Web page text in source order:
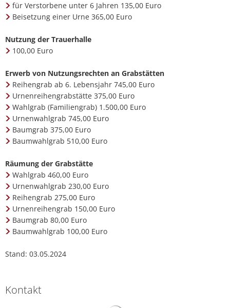
für Verstorbene unter 6 Jahren 135,00 Euro
Beisetzung einer Urne 365,00 Euro
Nutzung der Trauerhalle
100,00 Euro
Erwerb von Nutzungsrechten an Grabstätten
Reihengrab ab 6. Lebensjahr 745,00 Euro
Urnenreihengrabstätte 375,00 Euro
Wahlgrab (Familiengrab) 1.500,00 Euro
Urnenwahlgrab 745,00 Euro
Baumgrab 375,00 Euro
Baumwahlgrab 510,00 Euro
Räumung der Grabstätte
Wahlgrab 460,00 Euro
Urnenwahlgrab 230,00 Euro
Reihengrab 275,00 Euro
Urnenreihengrab 150,00 Euro
Baumgrab 80,00 Euro
Baumwahlgrab 100,00 Euro
Stand: 03.05.2024
Kontakt